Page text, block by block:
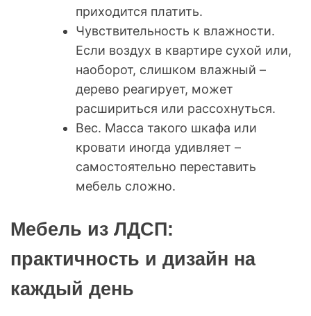
приходится платить.
Чувствительность к влажности.
Если воздух в квартире сухой или,
наоборот, слишком влажный –
дерево реагирует, может
расшириться или рассохнуться.
Вес. Масса такого шкафа или
кровати иногда удивляет –
самостоятельно переставить
мебель сложно.
Мебель из ЛДСП:
практичность и дизайн на
каждый день